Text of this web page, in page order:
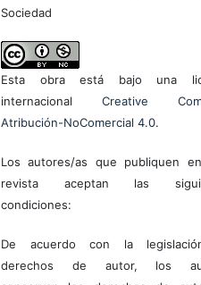
Sociedad
Esta obra está bajo una
internacional Creative
Atribución-NoComercial 4.0.
Los autores/as que publiquen
revista aceptan las
condiciones:
De acuerdo con la
derechos de autor, los